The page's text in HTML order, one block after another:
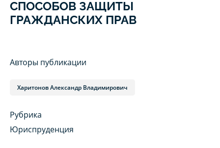
СПОСОБОВ ЗАЩИТЫ
ГРАЖДАНСКИХ ПРАВ
Авторы публикации
Харитонов Александр Владимирович
Рубрика
Юриспруденция